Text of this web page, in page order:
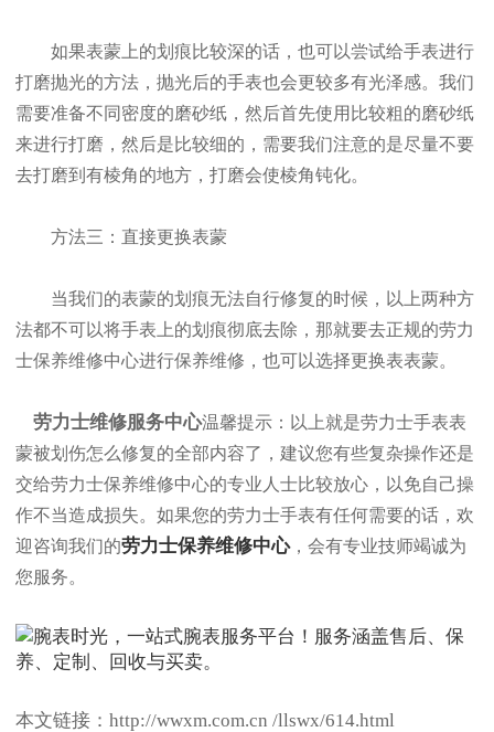
如果表蒙上的划痕比较深的话，也可以尝试给手表进行
打磨抛光的方法，抛光后的手表也会更较多有光泽感。我们
需要准备不同密度的磨砂纸，然后首先使用比较粗的磨砂纸
来进行打磨，然后是比较细的，需要我们注意的是尽量不要
去打磨到有棱角的地方，打磨会使棱角钝化。
方法三：直接更换表蒙
当我们的表蒙的划痕无法自行修复的时候，以上两种方
法都不可以将手表上的划痕彻底去除，那就要去正规的劳力
士保养维修中心进行保养维修，也可以选择更换表表蒙。
劳力士维修服务中心温馨提示：以上就是劳力士手表表
蒙被划伤怎么修复的全部内容了，建议您有些复杂操作还是
交给劳力士保养维修中心的专业人士比较放心，以免自己操
作不当造成损失。如果您的劳力士手表有任何需要的话，欢
迎咨询我们的劳力士保养维修中心，会有专业技师竭诚为
您服务。
本文链接：http://wwxm.com.cn /llswx/614.html